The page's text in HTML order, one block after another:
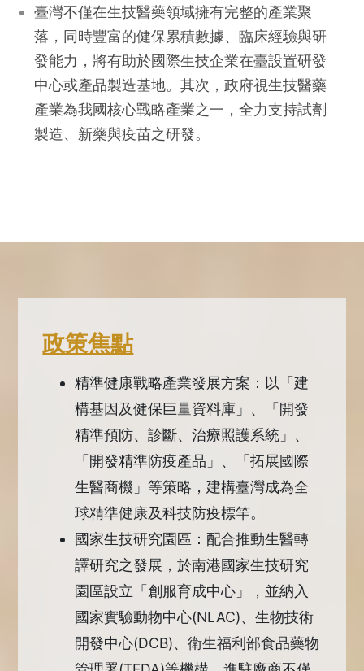
臺灣不僅在生技醫藥領域擁有完整的產業聚
落，同時豐富的健保累積數據、臨床經驗與研
發能力，將有助於國際生技企業在臺設置研發
中心或產品製造基地。其次，政府視生技醫藥
產業為我國核心戰略產業之一，全力支持試劑
製造、新藥與疫苗之研發。
政策焦點
精準健康戰略產業發展方案：以「建
構基因及健保巨量資料庫」、「開發
精準預防、診斷、治療照護系統」、
「開發精準防疫產品」、「拓展國際
生醫商機」等策略，建構臺灣成為全
球精準健康及科技防疫標竿。
國家生技研究園區：配合推動生醫轉
譯研究之發展，於南港國家生技研究
園區設立「創服育成中心」，並納入
國家實驗動物中心(NLAC)、生物技術
開發中心(DCB)、衛生福利部食品藥物